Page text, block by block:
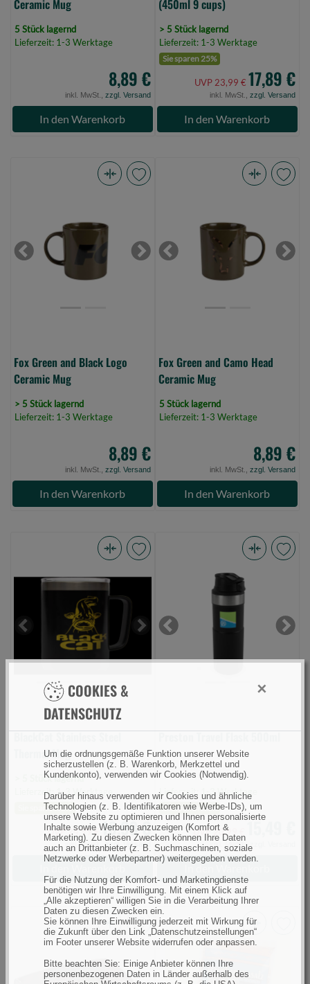
COOKIES &
DATENSCHUTZ
×
Um die ordnungsgemäße Funktion unserer Website
sicherzustellen (z. B. Warenkorb, Merkzettel und
Kundenkonto), verwenden wir Cookies (Notwendig).
Darüber hinaus verwenden wir Cookies und ähnliche
Technologien (z. B. Identifikatoren wie Werbe-IDs), um
unsere Website zu optimieren und Ihnen personalisierte
Inhalte sowie Werbung anzuzeigen (Komfort &
Marketing). Zu diesen Zwecken können Ihre Daten
auch an Drittanbieter (z. B. Suchmaschinen, soziale
Netzwerke oder Werbepartner) weitergegeben werden.
Für die Nutzung der Komfort- und Marketingdienste
benötigen wir Ihre Einwilligung. Mit einem Klick auf
„Alle akzeptieren“ willigen Sie in die Verarbeitung Ihrer
Daten zu diesen Zwecken ein.
Sie können Ihre Einwilligung jederzeit mit Wirkung für
die Zukunft über den Link „Datenschutzeinstellungen“
im Footer unserer Website widerrufen oder anpassen.
Bitte beachten Sie: Einige Anbieter können Ihre
personenbezogenen Daten in Länder außerhalb des
Ceramic Mug
5 Stück lagernd
Lieferzeit: 1-3 Werktage
8,89 €
inkl. MwSt., zzgl. Versand
In den Warenkorb
(450ml 9 cups)
> 5 Stück lagernd
Lieferzeit: 1-3 Werktage
Sie sparen 25%
UVP 23,99 € 17,89 €
inkl. MwSt., zzgl. Versand
In den Warenkorb
Black
LogoPrevious Next
Fox Green and Black Logo
Ceramic Mug
> 5 Stück lagernd
Lieferzeit: 1-3 Werktage
8,89 €
inkl. MwSt., zzgl. Versand
In den Warenkorb
Camo
HeadPrevious Next
Fox Green and Camo Head
Ceramic Mug
5 Stück lagernd
Lieferzeit: 1-3 Werktage
8,89 €
inkl. MwSt., zzgl. Versand
In den Warenkorb
Stainless
Mug
0)
Previous Next
BlackCat Stainless Steel
Thermal Mug
> 5 Stück lagernd
Lieferzeit: 1-3 Werktage
Sie sparen 32%
UVP 24,99 €16,98 €
inkl. MwSt., zzgl. Versand
500ml
(BildPrevious Next
Preston Travel Flask 500ml
Lieferzeit: 1-3 Werktage
Sie sparen 26%
UVP 20,99 € 15,49 €
inkl. MwSt.,
In den Warenkorb
JENZI
Classic